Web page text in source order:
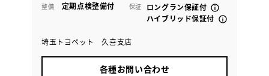
整備 定期点検整備付 保証
ロングラン保証付
ハイブリッド保証付
埼玉トヨペット 久喜支店
各種お問い合わせ